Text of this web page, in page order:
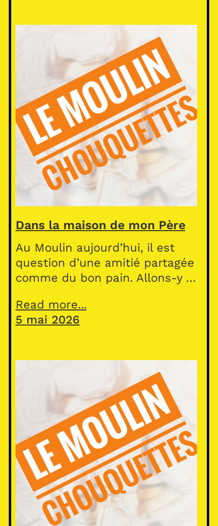
Dans la maison de mon Père
Au Moulin aujourd’hui, il est
question d’une amitié partagée
comme du bon pain. Allons-y …
Read more...
5 mai 2026